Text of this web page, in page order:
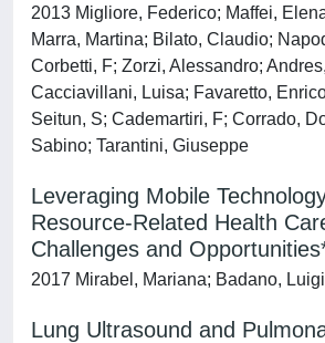
2013 Migliore, Federico; Maffei,
Marra, Martina; Bilato, Claudio;
Corbetti, F; Zorzi, Alessandro;
Cacciavillani, Luisa; Favaretto,
Seitun, S; Cademartiri, F; Corrado,
Sabino; Tarantini, Giuseppe
Leveraging Mobile
Resource-Related Health
Challenges and
2017 Mirabel, Mariana; Badano, Luigi
Lung Ultrasound and